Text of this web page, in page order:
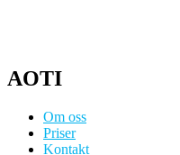
AOTI
Om oss
Priser
Kontakt